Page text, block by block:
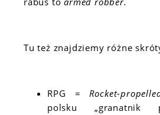
Tu też znajdziemy różne
RPG = Rocket-
polsku „granatnik